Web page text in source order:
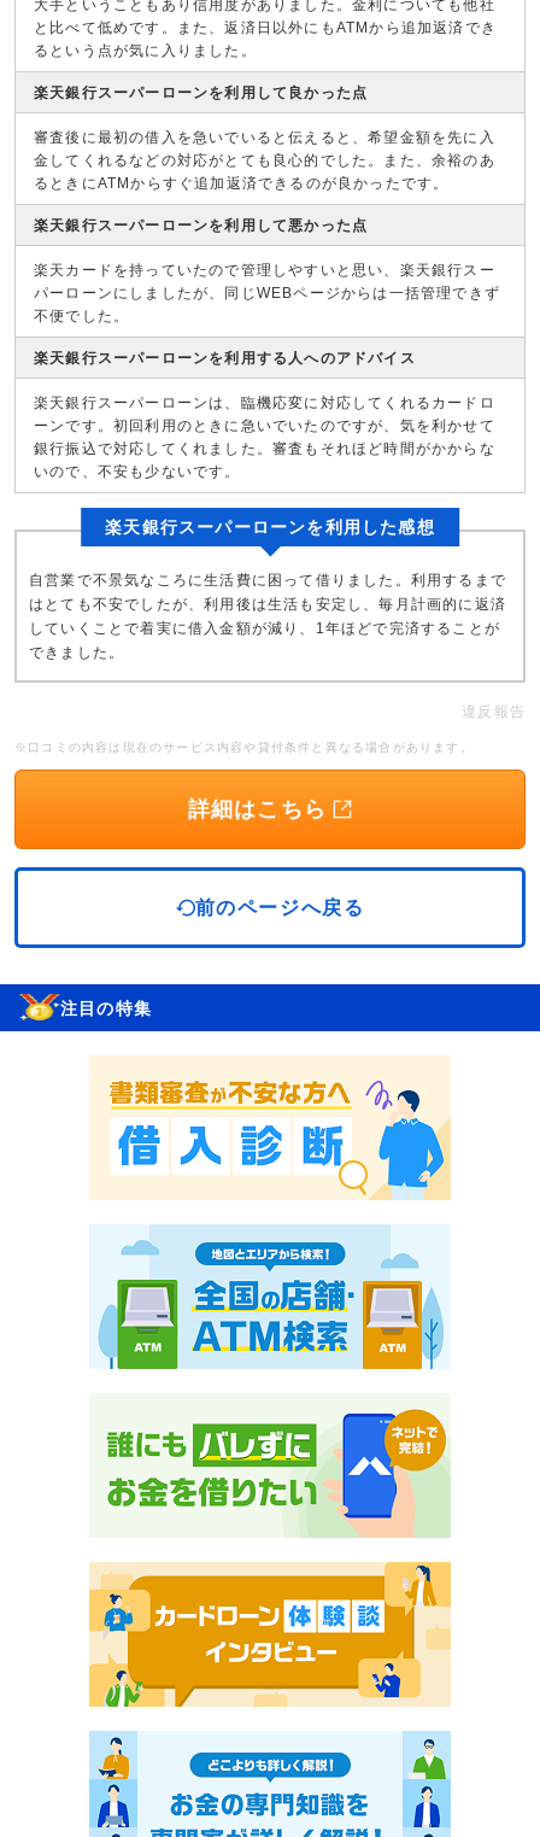
大手ということもあり信用度がありました。金利についても他社
と比べて低めです。また、返済日以外にもATMから追加返済でき
るという点が気に入りました。
楽天銀行スーパーローンを利用して良かった点
審査後に最初の借入を急いでいると伝えると、希望金額を先に入
金してくれるなどの対応がとても良心的でした。また、余裕のあ
るときにATMからすぐ追加返済できるのが良かったです。
楽天銀行スーパーローンを利用して悪かった点
楽天カードを持っていたので管理しやすいと思い、楽天銀行スー
パーローンにしましたが、同じWEBページからは一括管理できず
不便でした。
楽天銀行スーパーローンを利用する人へのアドバイス
楽天銀行スーパーローンは、臨機応変に対応してくれるカードロ
ーンです。初回利用のときに急いでいたのですが、気を利かせて
銀行振込で対応してくれました。審査もそれほど時間がかからな
いので、不安も少ないです。
楽天銀行スーパーローンを利用した感想
自営業で不景気なころに生活費に困って借りました。利用するまで
はとても不安でしたが、利用後は生活も安定し、毎月計画的に返済
していくことで着実に借入金額が減り、1年ほどで完済することが
できました。
違反報告
※口コミの内容は現在のサービス内容や貸付条件と異なる場合があります。
詳細はこちら
前のページへ戻る
注目の特集